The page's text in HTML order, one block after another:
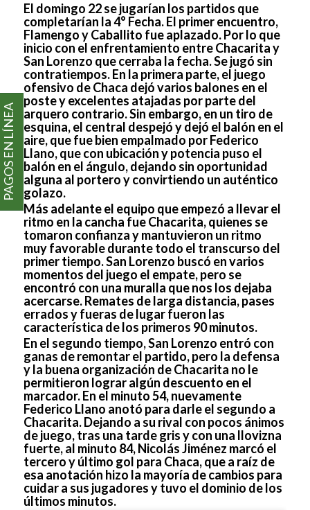
El domingo 22 se jugarían los partidos que
completarían la 4° Fecha. El primer encuentro,
Flamengo y Caballito fue aplazado. Por lo que
inicio con el enfrentamiento entre Chacarita y
San Lorenzo que cerraba la fecha. Se jugó sin
contratiempos. En la primera parte, el juego
ofensivo de Chaca dejó varios balones en el
poste y excelentes atajadas por parte del
arquero contrario. Sin embargo, en un tiro de
esquina, el central despejó y dejó el balón en el
aire, que fue bien empalmado por Federico
Llano, que con ubicación y potencia puso el
balón en el ángulo, dejando sin oportunidad
alguna al portero y convirtiendo un auténtico
golazo.
Más adelante el equipo que empezó a llevar el
ritmo en la cancha fue Chacarita, quienes se
tomaron confianza y mantuvieron un ritmo
muy favorable durante todo el transcurso del
primer tiempo. San Lorenzo buscó en varios
momentos del juego el empate, pero se
encontró con una muralla que nos los dejaba
acercarse. Remates de larga distancia, pases
errados y fueras de lugar fueron las
característica de los primeros 90 minutos.
En el segundo tiempo, San Lorenzo entró con
ganas de remontar el partido, pero la defensa
y la buena organización de Chacarita no le
permitieron lograr algún descuento en el
marcador. En el minuto 54, nuevamente
Federico Llano anotó para darle el segundo a
Chacarita. Dejando a su rival con pocos ánimos
de juego, tras una tarde gris y con una llovizna
fuerte, al minuto 84, Nicolás Jiménez marcó el
tercero y último gol para Chaca, que a raíz de
esa anotación hizo la mayoría de cambios para
cuidar a sus jugadores y tuvo el dominio de los
últimos minutos.
PAGOS EN LÍNEA